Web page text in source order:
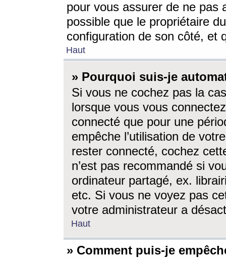
pour vous assurer de ne pas
possible que le propriétaire
configuration de son côté, et
Haut
» Pourquoi suis-je
Si vous ne cochez pas la
lorsque vous vous
connecté que pour une
empêche l’utilisation de
rester connecté, cochez
n’est pas recommandé si
ordinateur partagé, ex.
etc. Si vous ne voyez pas
votre administrateur a
Haut
» Comment puis-je